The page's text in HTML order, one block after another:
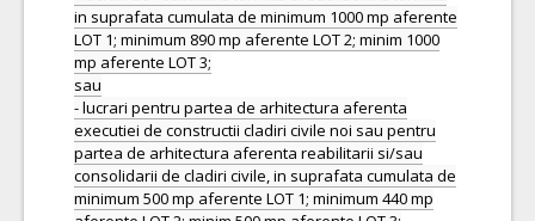
in suprafata cumulata de minimum 1000 mp aferente
LOT 1; minimum 890 mp aferente LOT 2; minim 1000
mp aferente LOT 3;
sau
- lucrari pentru partea de arhitectura aferenta
executiei de constructii cladiri civile noi sau pentru
partea de arhitectura aferenta reabilitarii si/sau
consolidarii de cladiri civile, in suprafata cumulata de
minimum 500 mp aferente LOT 1; minimum 440 mp